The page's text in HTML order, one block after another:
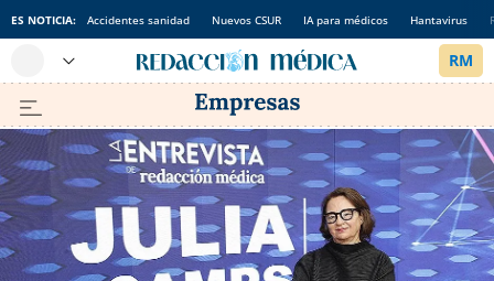
ES NOTICIA: Accidentes sanidad Nuevos CSUR IA para médicos Hantavirus